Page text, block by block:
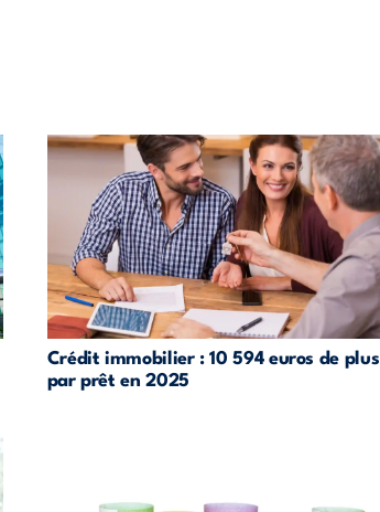
Crédit immobilier : 10 594 euros de plus
par prêt en 2025